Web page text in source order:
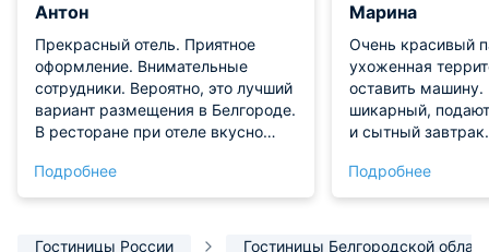
Антон
Прекрасный отель. Приятное
оформление. Внимательные
сотрудники. Вероятно, это лучший
вариант размещения в Белгороде.
В ресторане при отеле вкусно
среднего.
Подробнее
Марина
Очень красивый
ухоженная
оставить машину.
шикарный,
и сытный
погулять и
Отель
массаж, сауну,
Подробнее
Гостиницы России Гостиницы Белгородской